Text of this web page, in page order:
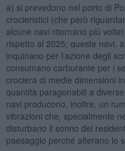
a) si prevedono nel porto di
crocieristici (che però
alcune navi ritornano più
rispetto al 2025; queste navi,
inquinano per l’azione degli
consumano carburante per i
crociera di medie dimensioni
quantità paragonabili a
navi producono, inoltre, un
vibrazioni che, specialmente
disturbano il sonno dei
paesaggio perché alterano lo